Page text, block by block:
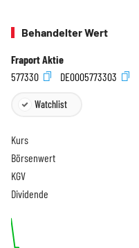
Behandelter Wert
Fraport Aktie
577330
DE0005773303
Watchlist
Kurs
Börsenwert
KGV
Dividende